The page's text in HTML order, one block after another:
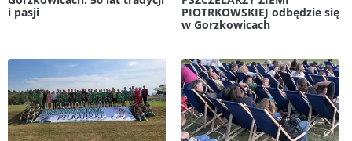
i pasji
PIOTRKOWSKIEJ odbędzie się
w Gorzkowicach